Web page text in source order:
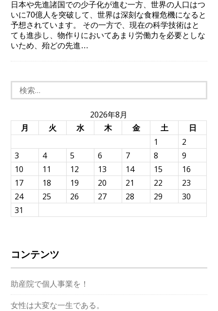
日本や先進諸国での少子化が進む一方、世界の人口はつ
いに70億人を突破して、世界は深刻な食糧危機になると
予想されています。 その一方で、現在の科学技術はと
ても進歩し、物作りにおいてあまり労働力を必要としな
いため、殆どの先進…
検
索:
2026年8月
月
火 水 木 金 土
日
1
2
3
4 5 6 7 8
9
10
11 12 13 14 15
16
17
18 19 20 21 22
23
24
25 26 27 28 29
30
31
コンテンツ
助産院で個人事業を！
女性は大変な一生である。